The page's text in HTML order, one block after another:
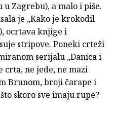
Zagrebu), a malo i piše.
je „Kako je krokodil
ocrtava knjige i
stripove. Poneki crteži
serijalu „Danica i
crta, ne jede, ne mazi
Brunom, broji čarape i
skoro sve imaju rupe?